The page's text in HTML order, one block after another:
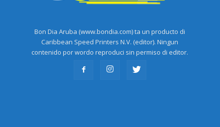
Bon Dia Aruba (www.bondia.com) ta un producto di
Caribbean Speed Printers N.V. (editor). Ningun
contenido por wordo reproduci sin permiso di editor.